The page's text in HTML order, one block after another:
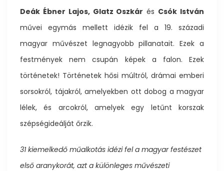
Deák Ébner Lajos, Glatz Oszkár és Csók István
művei egymás mellett idézik fel a 19. századi
magyar művészet legnagyobb pillanatait. Ezek a
festmények nem csupán képek a falon. Ezek
történetek! Történetek hősi múltról, drámai emberi
sorsokról, tájakról, amelyekben ott dobog a magyar
lélek, és arcokról, amelyek egy letűnt korszak
szépségideálját őrzik.
31 kiemelkedő műalkotás idézi fel a magyar festészet
első aranykorát, azt a különleges művészeti